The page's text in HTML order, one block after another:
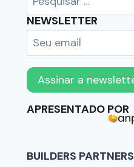
NEWSLETTER
APRESENTADO POR
BUILDERS PARTNERS